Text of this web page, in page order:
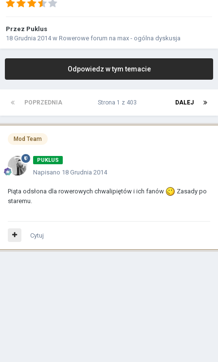
Przez Puklus
18 Grudnia 2014w Rowerowe forum na max - ogólna dyskusja
Odpowiedz w tym temacie
POPRZEDNIA DALEJ
Strona 1 z 403
Mod Team
PUKLUS
Napisano 18 Grudnia 2014
Piąta odsłona dla rowerowych chwalipiętów i ich fanów
Zasady po
staremu.
Cytuj